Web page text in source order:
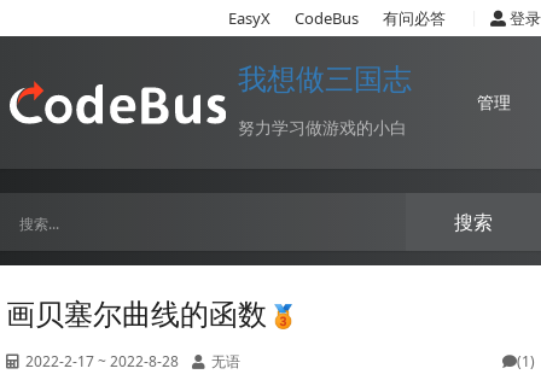
EasyX CodeBus 有问必答 登录
我想做三国志
努力学习做游戏的小白
管理
画贝塞尔曲线的函数
2022-2-17 ~ 2022-8-28 无语 (1)
搜索